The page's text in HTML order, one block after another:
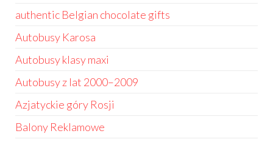
authentic Belgian chocolate gifts
Autobusy Karosa
Autobusy klasy maxi
Autobusy z lat 2000–2009
Azjatyckie góry Rosji
Balony Reklamowe